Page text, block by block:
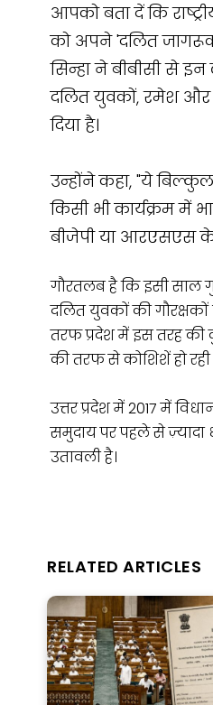
आपको बता दें कि
को अपने 'दलित
सिन्हा ने बीबीसी से
दलित युवकों, रमेश और
दिया है।
उन्होंने कहा, "ये
किसी भी कार्यक्रम में
बीजेपी या आरएसएस के
गौरतलब है कि इसी साल
दलित युवकों की
तरफ प्रदेश में इस तरह की
की तरफ से कोशिशें हो रही
उत्तर प्रदेश में 2017 में
समुदाय पर पहले से
उतावली है।
RELATED ARTICLES